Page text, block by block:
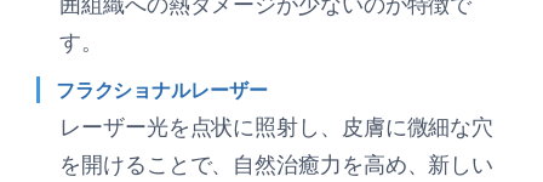
す。
フラクショナルレーザー
レーザー光を点状に照射し、皮膚に微細な穴
を開けることで、自然治癒力を高め、新しい